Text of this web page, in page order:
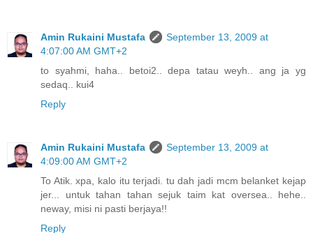
Amin Rukaini Mustafa
September 13, 2009 at
4:07:00 AM GMT+2
to syahmi, haha.. betoi2.. depa tatau weyh.. ang ja yg
sedaq.. kui4
Reply
Amin Rukaini Mustafa
September 13, 2009 at
4:09:00 AM GMT+2
To Atik. xpa, kalo itu terjadi. tu dah jadi mcm belanket kejap
jer... untuk tahan tahan sejuk taim kat oversea.. hehe..
neway, misi ni pasti berjaya!!
Reply